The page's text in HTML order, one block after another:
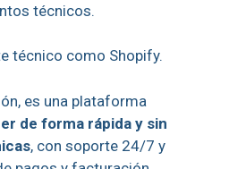
técnicos.
técnico como Shopify.
es una plataforma
de forma rápida y sin
, con soporte 24/7 y